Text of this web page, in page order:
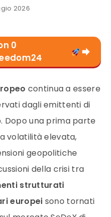
2026
0
continua a essere
dagli emittenti di
Dopo una prima parte
volatilità elevata,
geopolitiche
della crisi tra
strutturati
europei sono tornati